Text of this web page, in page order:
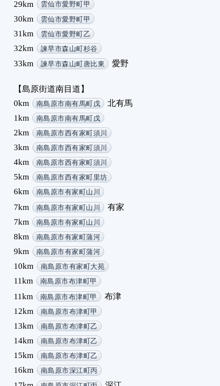
29km 雲仙市愛野町甲
30km 雲仙市愛野町甲
31km 雲仙市愛野町乙
32km 諫早市森山町杉谷
33km 諫早市森山町唐比東 愛野
【島原街道南目道】
0km
南島原市南有馬町戊
北有馬
1km
南島原市南有馬町戊
2km 南島原市西有家町須川
3km 南島原市西有家町須川
4km 南島原市西有家町須川
5km 南島原市西有家町里坊
6km 南島原市有家町山川
7km 南島原市有家町山川
有家
7km
南島原市有家町山川
8km 南島原市有家町蒲河
9km 南島原市有家町蒲河
10km 南島原市有家町大苑
11km 南島原市布津町甲
11km 南島原市布津町甲
布津
12km
南島原市布津町甲
13km 南島原市布津町乙
14km 南島原市布津町乙
15km 南島原市布津町乙
16km 南島原市深江町丙